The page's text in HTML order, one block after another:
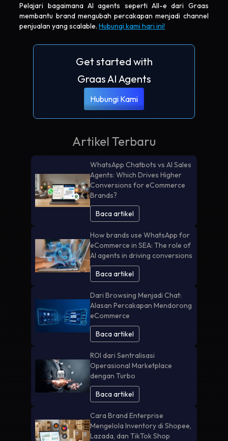
Pelajari bagaimana AI agents seperti All-e dari Graas
membantu brand mengubah percakapan menjadi channel
penjualan yang scalable.Hubungi kami hari ini!
Get started with
Graas AI Agents
Hubungi Kami
Artikel Terbaru
WhatsApp Chatbots vs AI Sales
Agents: Which Drives Higher
Conversions for eCommerce
Brands?
Baca artikel
How brands use WhatsApp for
eCommerce in SEA: The role of
AI agents in driving conversions
Baca artikel
Dari Browsing Menjadi Chat:
Alasan Percakapan Mendorong
eCommerce
Baca artikel
ROI dari Sentralisasi
Operasional Marketplace
dengan Turbo
Baca artikel
Cara Brand Enterprise
Mengelola Inventory di Shopee,
Lazada, dan TikTok Shop